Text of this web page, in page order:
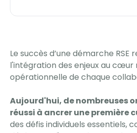
Le succès d’une démarche RSE
l'intégration des enjeux au
opérationnelle de chaque
Aujourd'hui, de nombreuses
réussi à ancrer une première
des défis individuels essentiels,